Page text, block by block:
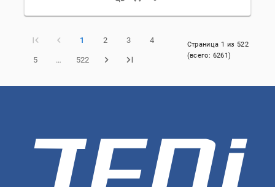
1 2 3 4
5 … 522
Страница 1 из 522
(всего: 6261)